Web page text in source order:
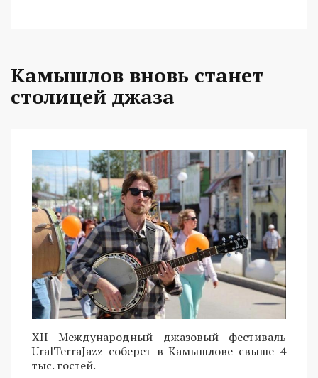
Камышлов вновь станет
столицей джаза
XII Международный джазовый фестиваль
UralTerraJazz соберет в Камышлове свыше 4
тыс. гостей.